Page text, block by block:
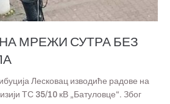
МРЕЖИ СУТРА БЕЗ
Лесковац изводиће радове на
ТС 35/10 кВ „Батуловце“. Због